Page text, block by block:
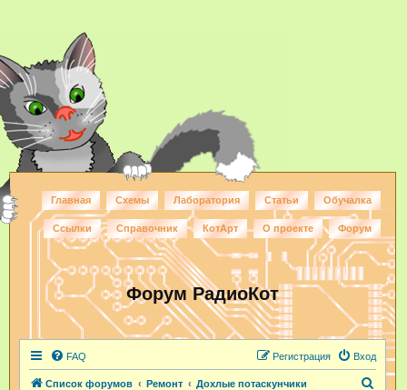
Главная Схемы Лаборатория Статьи Обучалка
Ссылки Справочник КотАрт О проекте Форум
Форум РадиоКот
FAQ Вход
Регистрация
Список форумов Ремонт Дохлые потаскунчики